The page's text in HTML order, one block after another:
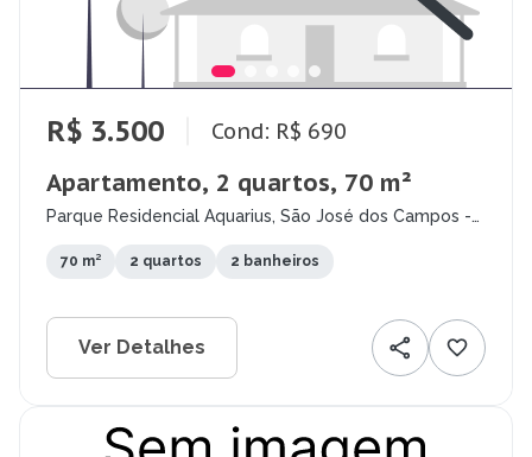
R$ 3.500 Cond: R$ 690
Apartamento, 2 quartos, 70 m²
Parque Residencial Aquarius, São José dos Campos -
70 m² 2 quartos 2 banheiros
Ver Detalhes